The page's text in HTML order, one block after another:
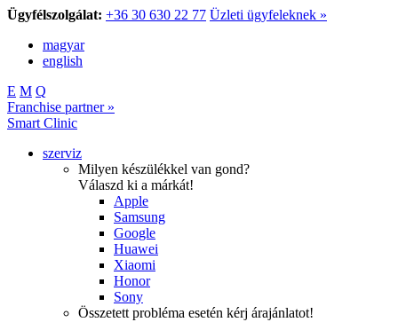
Ügyfélszolgálat: +36 30 630 22 77 Üzleti ügyfeleknek »
magyar
english
E M Q
Franchise partner »
Smart Clinic
szerviz
Milyen készülékkel van gond?
Válaszd ki a márkát!
Apple
Samsung
Google
Huawei
Xiaomi
Honor
Sony
Összetett probléma esetén kérj árajánlatot!